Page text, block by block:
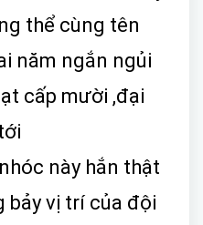
thể cùng tên
năm ngắn ngủi
cấp mười ,đại
này hắn thật
bảy vị trí của đội